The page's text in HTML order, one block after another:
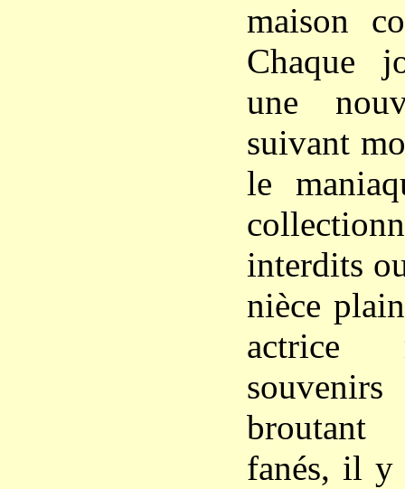
maison
Chaque
une
suivant
le
interdits
nièce
actrice
broutant
fanés, il y